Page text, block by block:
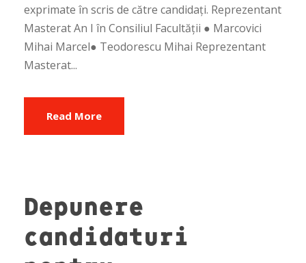
exprimate în scris de către candidați. Reprezentant
Masterat An I în Consiliul Facultății ● Marcovici
Mihai Marcel● Teodorescu Mihai Reprezentant
Masterat...
Read More
Depunere
candidaturi